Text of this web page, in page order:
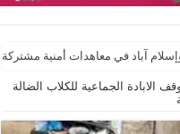
آباد في معاهدات أمنية
الابادة الجماعية للكلاب الضالة